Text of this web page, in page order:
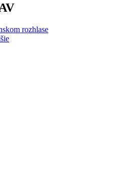
rozhlase